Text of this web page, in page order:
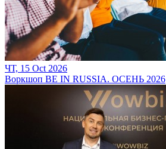
ЧТ, 15 Oct 2026
Воркшоп BE IN RUSSIA. ОСЕНЬ 2026